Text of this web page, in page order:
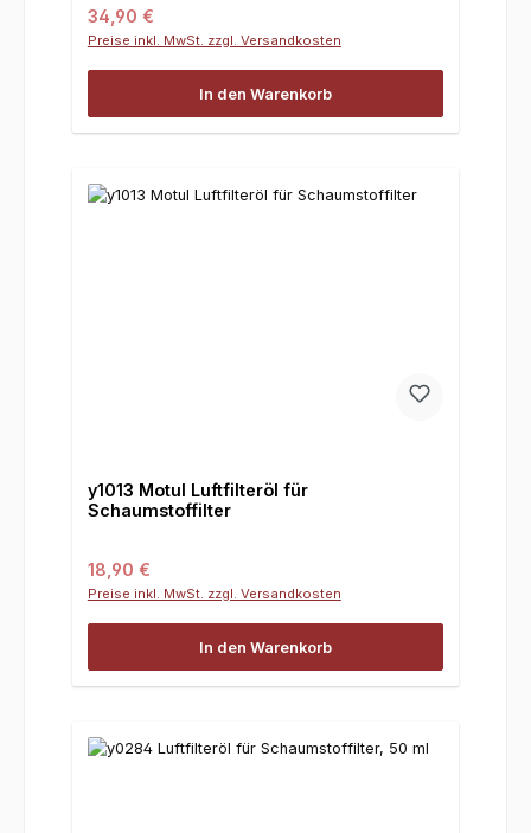
Regulärer Preis:
34,90 €
Preise inkl. MwSt. zzgl. Versandkosten
In den Warenkorb
y1013 Motul Luftfilteröl für
Schaumstoffilter
Regulärer Preis:
18,90 €
Preise inkl. MwSt. zzgl. Versandkosten
In den Warenkorb